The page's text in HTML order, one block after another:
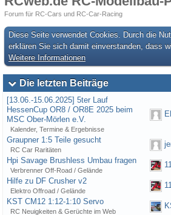
Forum für RC-Cars und RC-Car-Racing
Diese Seite verwendet Cookies. Durch die
erklären Sie sich damit einverstanden, dass
Weitere Informationen
Die letzten Beiträge
[13.06.-15.06.2025] 5ter Lauf
HessenCup OR8 / OR8E 2025 beim
MSC Ober-Mörlen e.V.
Kalender, Termine & Ergebnisse
Graupner 1:5 Teile gesucht
RC Car Raritäten
Hpi Savage Brushless Umbau fragen
Verbrenner Off-Road / Gelände
Hilfe zu DF Crusher v2
Elektro Offroad / Gelände
KST CM12 1:12-1:10 Servo
RC Neuigkeiten & Gerüchte im Web